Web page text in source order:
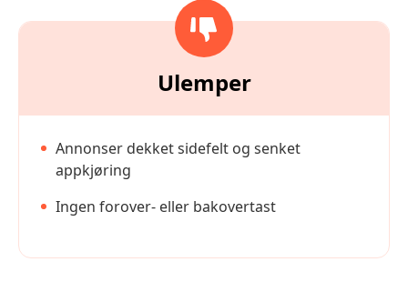
Ulemper
Annonser dekket sidefelt og senket
appkjøring
Ingen forover- eller bakovertast